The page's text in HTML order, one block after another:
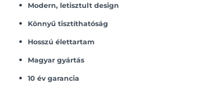
Modern, letisztult design
Könnyű tisztíthatóság
Hosszú élettartam
Magyar gyártás
10 év garancia